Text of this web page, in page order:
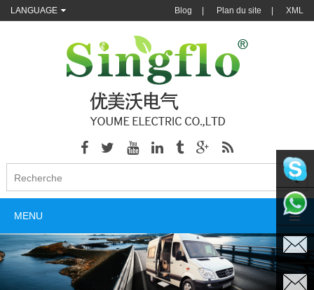
LANGUAGE Blog Plan du site XML
MENU